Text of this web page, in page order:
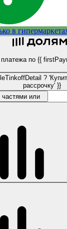
в
по {{
?
рассрочку' }}
частями или